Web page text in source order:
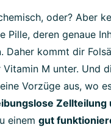
oder? Aber
Pille, deren genaue
. Daher kommt dir
Vitamin M unter. Und
Vorzüge aus, wo
Zellteilung
einem gut